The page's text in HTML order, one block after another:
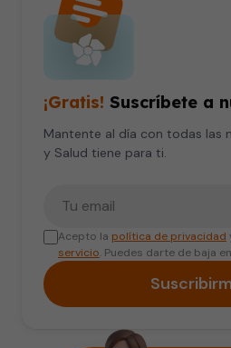
¡Gratis! Suscríbete a
Mantente al día con todas las
y Salud tiene para ti.
Acepto la política de privacidad
servicio. Puedes darte de baja